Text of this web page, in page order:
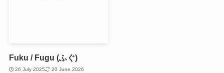
Fuku / Fugu (ふぐ)
26 July 2025 20 June 2026